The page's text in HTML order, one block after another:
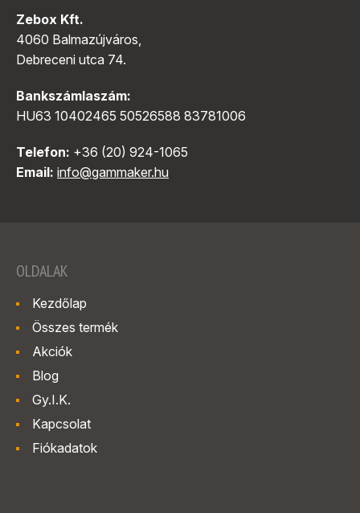
Zebox Kft.
4060 Balmazújváros,
Debreceni utca 74.
Bankszámlaszám:
HU63 10402465 50526588 83781006
Telefon: +36 (20) 924-1065
Email: info@gammaker.hu
OLDALAK
Kezdőlap
Összes termék
Akciók
Blog
Gy.I.K.
Kapcsolat
Fiókadatok